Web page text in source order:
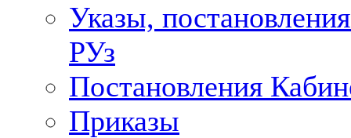
Указы,
РУз
Постановления
Приказы